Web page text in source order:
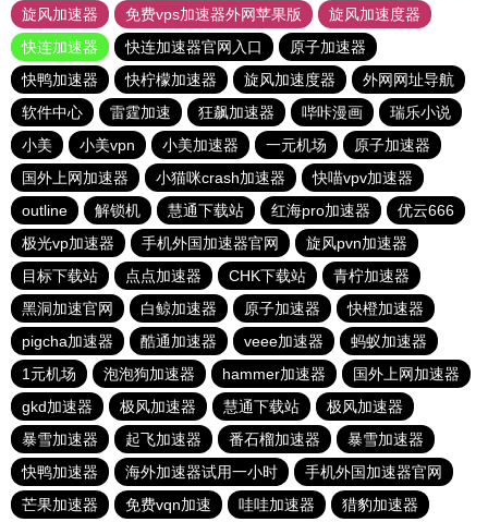
旋风加速器
免费vps加速器外网苹果版
旋风加速度器
快连加速器
快连加速器官网入口
原子加速器
快鸭加速器
快柠檬加速器 旋风加速度器
外网网址导航
软件中心
雷霆加速 狂飙加速器 哔咔漫画
瑞乐小说
小美
小美vpn 小美加速器 一元机场
原子加速器
国外上网加速器
小猫咪crash加速器
快喵vpv加速器
outline
解锁机 慧通下载站 红海pro加速器
优云666
极光vp加速器
手机外国加速器官网
旋风pvn加速器
目标下载站
点点加速器 CHK下载站
青柠加速器
黑洞加速官网
白鲸加速器 原子加速器
快橙加速器
pigcha加速器
酷通加速器 veee加速器
蚂蚁加速器
1元机场
泡泡狗加速器 hammer加速器
国外上网加速器
gkd加速器
极风加速器 慧通下载站
极风加速器
暴雪加速器
起飞加速器 番石榴加速器
暴雪加速器
快鸭加速器
海外加速器试用一小时
手机外国加速器官网
芒果加速器
免费vqn加速 哇哇加速器 猎豹加速器